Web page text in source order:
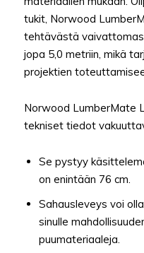
tukit, Norwood
tehtävästä
jopa 5,0 metriin, mikä
projektien
Norwood LumberMate
tekniset tiedot
Se pystyy
on enintään 76 cm.
Sahausleveys voi
sinulle
puumateriaaleja.